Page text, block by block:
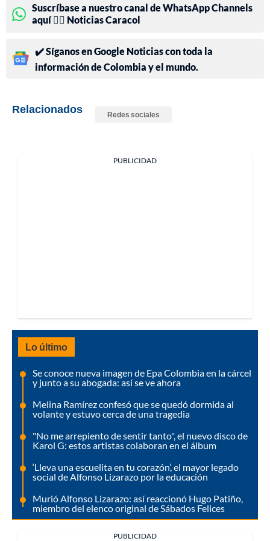
Suscríbase a nuestro canal de WhatsApp Channels
aquí 👉🏻 Noticias Caracol
✔️ Síganos en Google Noticias con toda la
información de Colombia y el mundo.
Relacionados Redes sociales
PUBLICIDAD
Lo último
Se conoce nueva imagen de Epa Colombia en la cárcel
y junto a su abogada: así se ve ahora
Melina Ramírez confesó que se quedó dormida al
volante y estuvo cerca de una tragedia
"No me arrepiento de sentir tanto", el nuevo disco de
Karol G: estos artistas colaboran en el álbum
‘Lleva una escuelita en tu corazón’, el mayor legado
social de Alfonso Lizarazo por la educación
Murió Alfonso Lizarazo: así reaccionó Hugo Patiño,
miembro del elenco original de Sábados Felices
PUBLICIDAD